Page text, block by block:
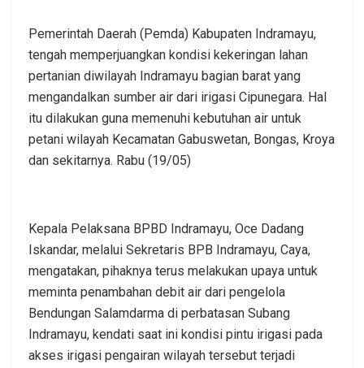
Pemerintah Daerah (Pemda) Kabupaten Indramayu,
tengah memperjuangkan kondisi kekeringan lahan
pertanian diwilayah Indramayu bagian barat yang
mengandalkan sumber air dari irigasi Cipunegara. Hal
itu dilakukan guna memenuhi kebutuhan air untuk
petani wilayah Kecamatan Gabuswetan, Bongas, Kroya
dan sekitarnya. Rabu (19/05)
Kepala Pelaksana BPBD Indramayu, Oce Dadang
Iskandar, melalui Sekretaris BPB Indramayu, Caya,
mengatakan, pihaknya terus melakukan upaya untuk
meminta penambahan debit air dari pengelola
Bendungan Salamdarma di perbatasan Subang
Indramayu, kendati saat ini kondisi pintu irigasi pada
akses irigasi pengairan wilayah tersebut terjadi